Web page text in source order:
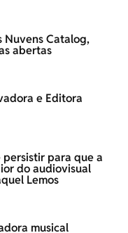
Nuvens Catalog,
abertas
e Editora
persistir para que a
do audiovisual
Lemos
musical